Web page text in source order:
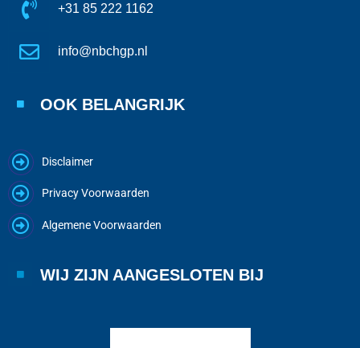
+31 85 222 1162
info@nbchgp.nl
OOK BELANGRIJK
Disclaimer
Privacy Voorwaarden
Algemene Voorwaarden
WIJ ZIJN AANGESLOTEN BIJ